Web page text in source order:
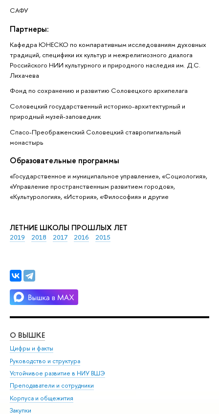
САФУ
Партнеры:
Кафедра ЮНЕСКО по компаративным исследованиям духовных
традиций, специфики их культур и межрелигиозного диалога
Российского НИИ культурного и природного наследия им. Д.С.
Лихачева
Фонд по сохранению и развитию Соловецкого архипелага
Соловецкий государственный историко-архитектурный и
природный музей-заповедник
Спасо-Преображенский Соловецкий ставропигиальный
монастырь
Образовательные программы
«Государственное и муниципальное управление», «Социология»,
«Управление пространственным развитием городов»,
«Культурология», «История», «Философия» и другие
ЛЕТНИЕ ШКОЛЫ ПРОШЛЫХ ЛЕТ
2019 2018 2017 2016 2015
О ВЫШКЕ
Цифры и факты
Руководство и структура
Устойчивое развитие в НИУ ВШЭ
Преподаватели и сотрудники
Корпуса и общежития
Закупки